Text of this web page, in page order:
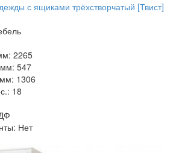
с ящиками трёхстворчатый [Твист]
2265
мм: 547
1306
18
Нет